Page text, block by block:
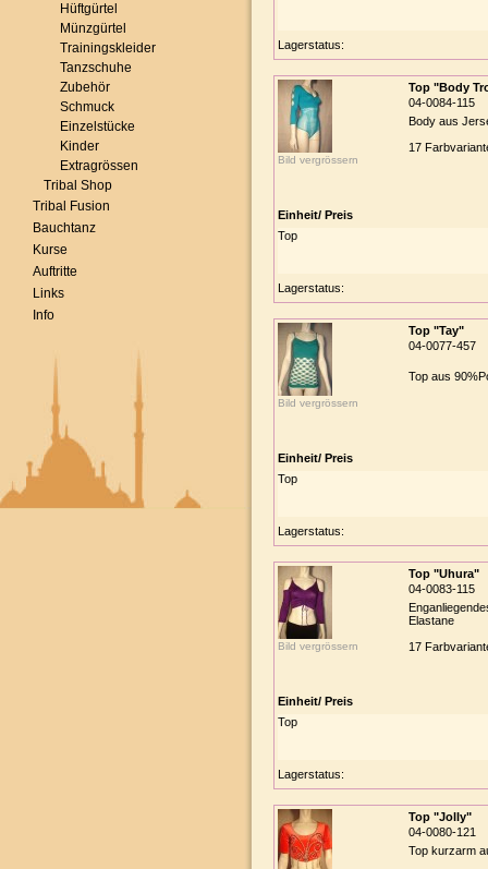
Hüftgürtel
Münzgürtel
Trainingskleider
Tanzschuhe
Zubehör
Schmuck
Einzelstücke
Kinder
Extragrössen
Tribal Shop
Tribal Fusion
Bauchtanz
Kurse
Auftritte
Links
Info
Lagerstatus:
Bild vergrössern
Top "Body
04-0084-115
Body aus
17
Einheit/ Preis
Top
Lagerstatus:
Bild vergrössern
Top "Tay"
04-0077-457
Top aus
Einheit/ Preis
Top
Lagerstatus:
Bild vergrössern
Top "Uhura"
04-0083-115
Elastane
17
Einheit/ Preis
Top
Lagerstatus:
Top "Jolly"
04-0080-121
Top kurzarm